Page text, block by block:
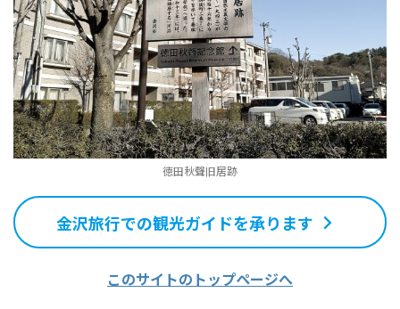
徳田秋聲旧居跡
金沢旅行での観光ガイドを承ります
このサイトのトップページへ